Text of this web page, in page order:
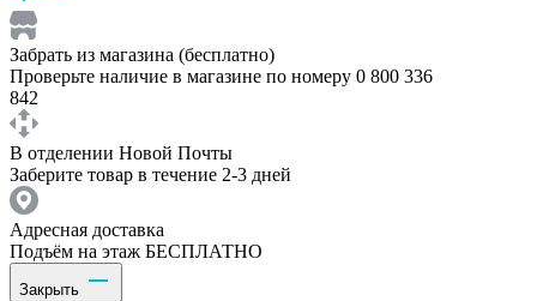
Забрать из магазина (бесплатно)
Проверьте наличие в магазине по номеру 0 800 336
842
В отделении Новой Почты
Заберите товар в течение 2-3 дней
Адресная доставка
Подъём на этаж БЕСПЛАТНО
Закрыть